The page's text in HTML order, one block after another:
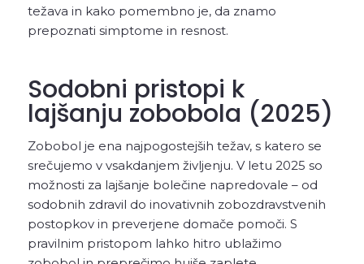
težava in kako pomembno je, da znamo
prepoznati simptome in resnost.
Sodobni pristopi k
lajšanju zobobola (2025)
Zobobol je ena najpogostejših težav, s katero se
srečujemo v vsakdanjem življenju. V letu 2025 so
možnosti za lajšanje bolečine napredovale – od
sodobnih zdravil do inovativnih zobozdravstvenih
postopkov in preverjene domače pomoči. S
pravilnim pristopom lahko hitro ublažimo